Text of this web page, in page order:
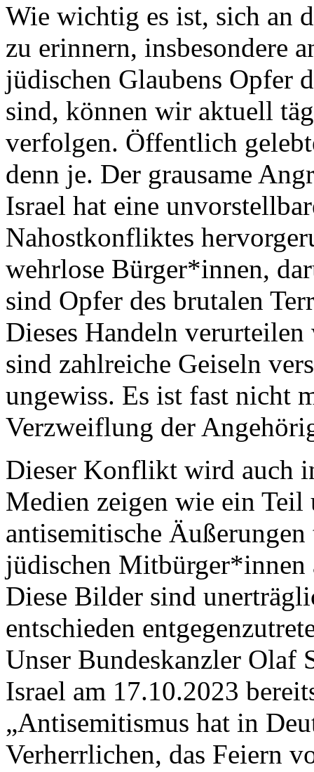
Wie wichtig es ist, sich an
zu erinnern, insbesondere
jüdischen Glaubens Opfer
sind, können wir aktuell
verfolgen. Öffentlich
denn je. Der grausame
Israel hat eine
Nahostkonfliktes
wehrlose Bürger*innen,
sind Opfer des brutalen
Dieses Handeln
sind zahlreiche Geiseln
ungewiss. Es ist fast nicht
Verzweiflung der
Dieser Konflikt wird auch
Medien zeigen wie ein Teil
antisemitische
jüdischen
Diese Bilder sind
entschieden
Unser Bundeskanzler Olaf
Israel am 17.10.2023
„Antisemitismus hat in
Verherrlichen, das Feiern